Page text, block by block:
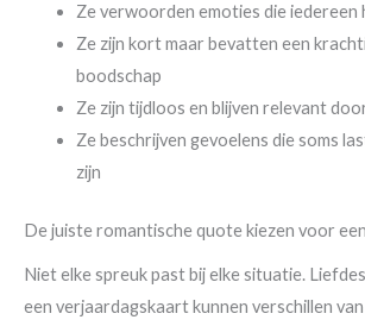
Ze verwoorden emoties die iedereen
Ze zijn kort maar bevatten een
boodschap
Ze zijn tijdloos en blijven relevant
Ze beschrijven gevoelens die soms
zijn
De juiste romantische quote kiezen voor
Niet elke spreuk past bij elke situatie.
een verjaardagskaart kunnen verschillen